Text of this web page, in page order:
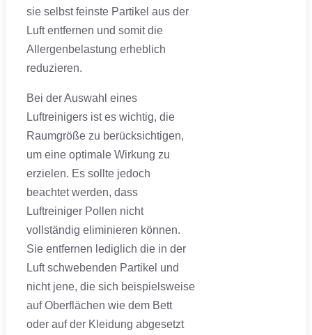
sie selbst feinste Partikel aus der
Luft entfernen und somit die
Allergenbelastung erheblich
reduzieren.
Bei der Auswahl eines
Luftreinigers ist es wichtig, die
Raumgröße zu berücksichtigen,
um eine optimale Wirkung zu
erzielen. Es sollte jedoch
beachtet werden, dass
Luftreiniger Pollen nicht
vollständig eliminieren können.
Sie entfernen lediglich die in der
Luft schwebenden Partikel und
nicht jene, die sich beispielsweise
auf Oberflächen wie dem Bett
oder auf der Kleidung abgesetzt